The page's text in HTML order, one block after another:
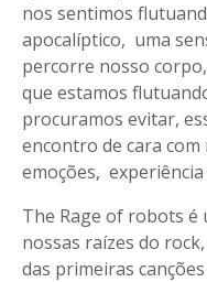
nos sentimos
apocalíptico, uma
percorre nosso
que estamos
procuramos evitar,
encontro de cara
emoções,
The Rage of robots é
nossas raízes do
das primeiras